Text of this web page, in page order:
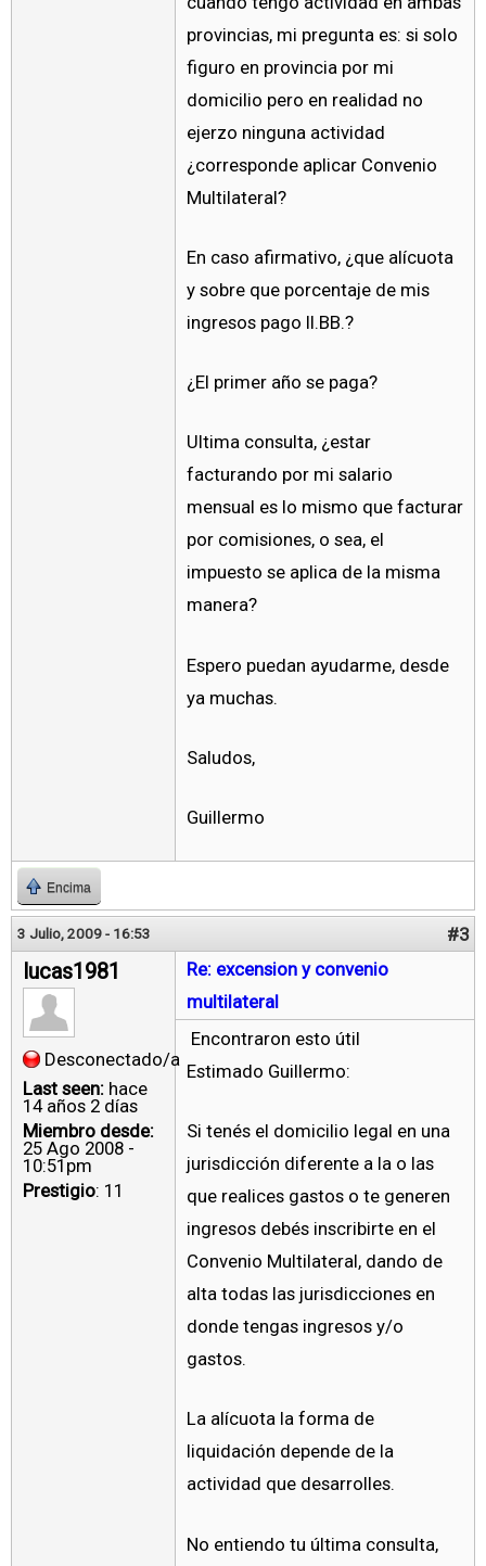
provincias, mi pregunta es: si solo
figuro en provincia por mi
domicilio pero en realidad no
ejerzo ninguna actividad
¿corresponde aplicar Convenio
Multilateral?
En caso afirmativo, ¿que alícuota
y sobre que porcentaje de mis
ingresos pago II.BB.?
¿El primer año se paga?
Ultima consulta, ¿estar
facturando por mi salario
mensual es lo mismo que facturar
por comisiones, o sea, el
impuesto se aplica de la misma
manera?
Espero puedan ayudarme, desde
ya muchas.
Saludos,
Guillermo
Encima
3 Julio, 2009 - 16:53 #3
lucas1981
Desconectado/a
Last seen: hace
14 años 2 días
Miembro desde:
25 Ago 2008 -
10:51pm
Prestigio: 11
Re: excension y convenio
multilateral
Encontraron esto útil
Estimado Guillermo:
Si tenés el domicilio legal en una
jurisdicción diferente a la o las
que realices gastos o te generen
ingresos debés inscribirte en el
Convenio Multilateral, dando de
alta todas las jurisdicciones en
donde tengas ingresos y/o
gastos.
La alícuota la forma de
liquidación depende de la
actividad que desarrolles.
No entiendo tu última consulta,